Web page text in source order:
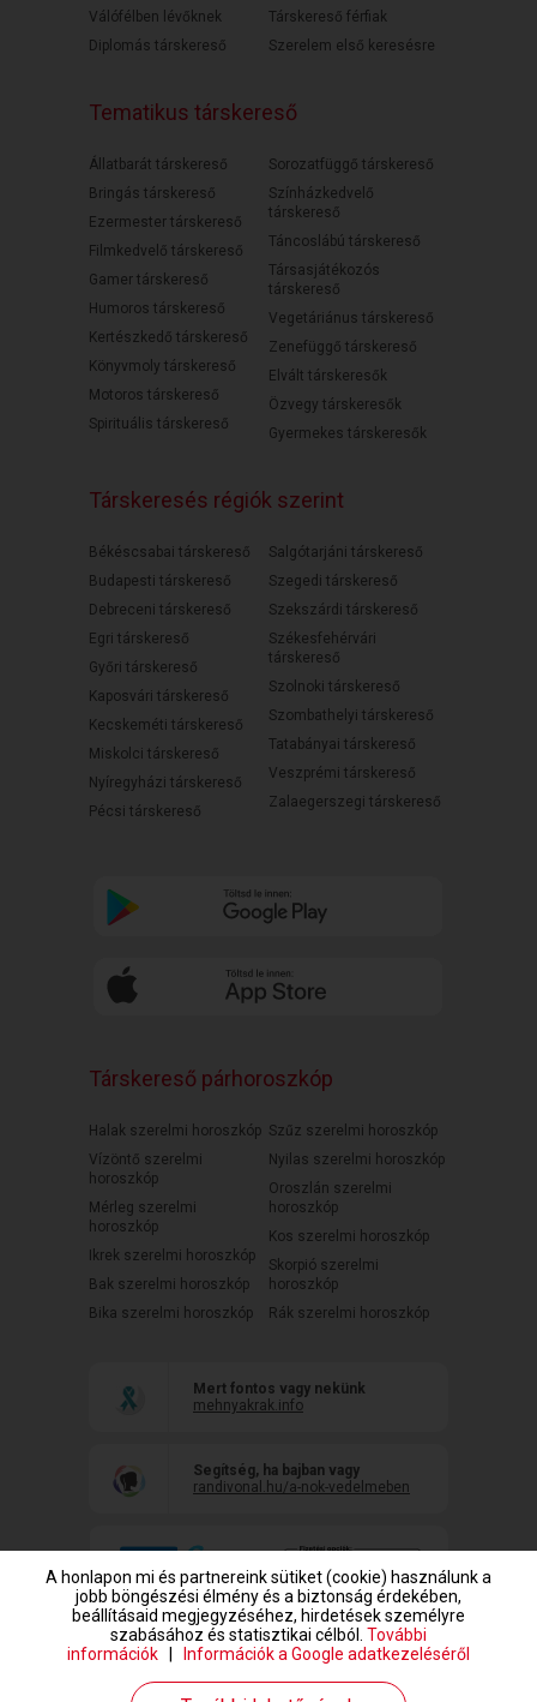
Válófélben lévőknek
Diplomás társkereső
Társkereső férfiak
Szerelem első keresésre
Tematikus társkereső
Állatbarát társkereső
Bringás társkereső
Ezermester társkereső
Filmkedvelő társkereső
Gamer társkereső
Humoros társkereső
Kertészkedő társkereső
Könyvmoly társkereső
Motoros társkereső
Spirituális társkereső
Sorozatfüggő társkereső
Színházkedvelő
társkereső
Táncoslábú társkereső
Társasjátékozós
társkereső
Vegetáriánus társkereső
Zenefüggő társkereső
Elvált társkeresők
Özvegy társkeresők
Gyermekes társkeresők
Társkeresés régiók szerint
Békéscsabai társkereső
Budapesti társkereső
Debreceni társkereső
Egri társkereső
Győri társkereső
Kaposvári társkereső
Kecskeméti társkereső
Miskolci társkereső
Nyíregyházi társkereső
Pécsi társkereső
Salgótarjáni társkereső
Szegedi társkereső
Szekszárdi társkereső
Székesfehérvári
társkereső
Szolnoki társkereső
Szombathelyi társkereső
Tatabányai társkereső
Veszprémi társkereső
Zalaegerszegi társkereső
Társkereső párhoroszkóp
Halak szerelmi horoszkóp
Vízöntő szerelmi
horoszkóp
Mérleg szerelmi
horoszkóp
Ikrek szerelmi horoszkóp
Bak szerelmi horoszkóp
Bika szerelmi horoszkóp
Szűz szerelmi horoszkóp
Nyilas szerelmi horoszkóp
Oroszlán szerelmi
horoszkóp
Kos szerelmi horoszkóp
Skorpió szerelmi
horoszkóp
Rák szerelmi horoszkóp
Mert fontos vagy nekünk
mehnyakrak.info
Segítség, ha bajban vagy
randivonal.hu/a-nok-vedelmeben
www.randivonal.hu © Copyright 1999-2026 Dating Central Europe Zrt.
A honlapon mi és partnereink sütiket (cookie) használunk a
jobb böngészési élmény és a biztonság érdekében,
beállításaid megjegyzéséhez, hirdetések személyre
szabásához és statisztikai célból. További
információk
Információk a Google adatkezeléséről